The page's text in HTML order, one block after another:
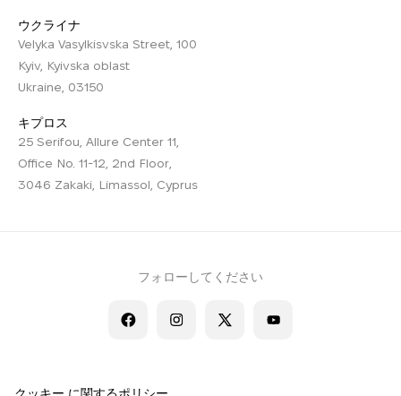
ウクライナ
Velyka Vasylkisvska Street, 100
Kyiv, Kyivska oblast
Ukraine, 03150
キプロス
25 Serifou, Allure Center 11,
Office No. 11-12, 2nd Floor,
3046 Zakaki, Limassol, Cyprus
フォローしてください